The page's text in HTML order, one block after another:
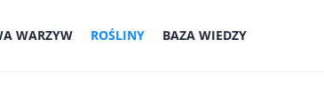
WARZYW ROŚLINY BAZA WIEDZY